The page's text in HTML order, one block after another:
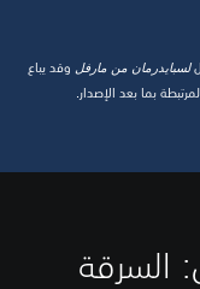
لسبايدرمان من مارفل وقد يباع
بما بعد الإصدار.
السرقة